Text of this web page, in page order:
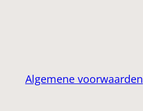
Algemene voorwaarden